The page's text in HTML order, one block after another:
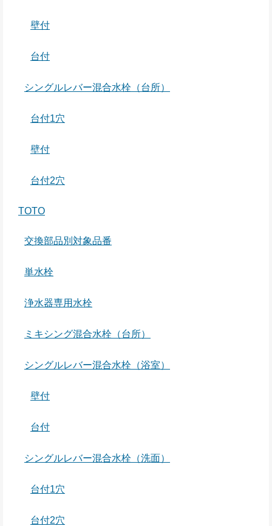
壁付
台付
シングルレバー混合水栓（台所）
台付1穴
壁付
台付2穴
TOTO
交換部品別対象品番
単水栓
浄水器専用水栓
ミキシング混合水栓（台所）
シングルレバー混合水栓（浴室）
壁付
台付
シングルレバー混合水栓（洗面）
台付1穴
台付2穴